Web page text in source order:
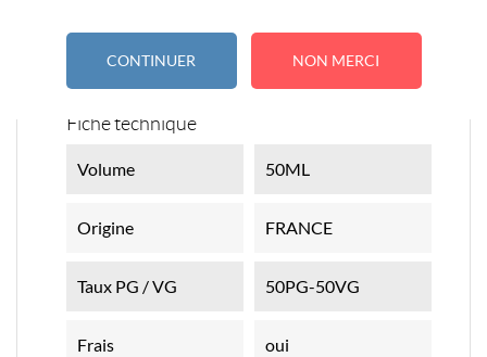
CONTINUER NON MERCI
Référence ICEBERRY_TWIST_50_ML
Fiche technique
Volume 50ML
Origine FRANCE
Taux PG / VG 50PG-50VG
Frais oui